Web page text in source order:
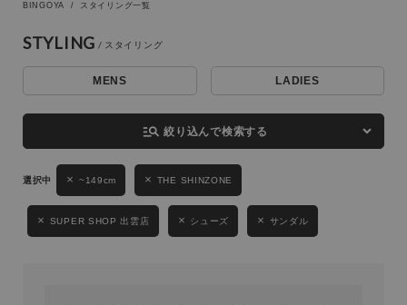
キーワード
性別
MENS LADIES
BINGOYA スタイリング一覧
STYLING
MENS LADIES
manage_search 絞り込んで検索する
~149cm THE SHINZONE
SUPER SHOP 出雲店 シューズ サンダル